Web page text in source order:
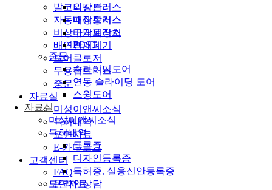
외장트러스
내장트러스
바닥트러스
POST
중문
슬라이딩도어
연동 슬라이딩 도어
스윙도어
자료실
미성이앤씨소식
특허내역
등록증
디자인등록증
특허증, 실용신안등록증
도면자료
발코니난간
자동폐쇄장치
비상구개폐장치
배연창개폐기
도어클로저
무용접트러스
중문
자료실
미성이앤씨소식
특허내역
도면자료
E-카다로그
고객센터
FAQ
온라인상담